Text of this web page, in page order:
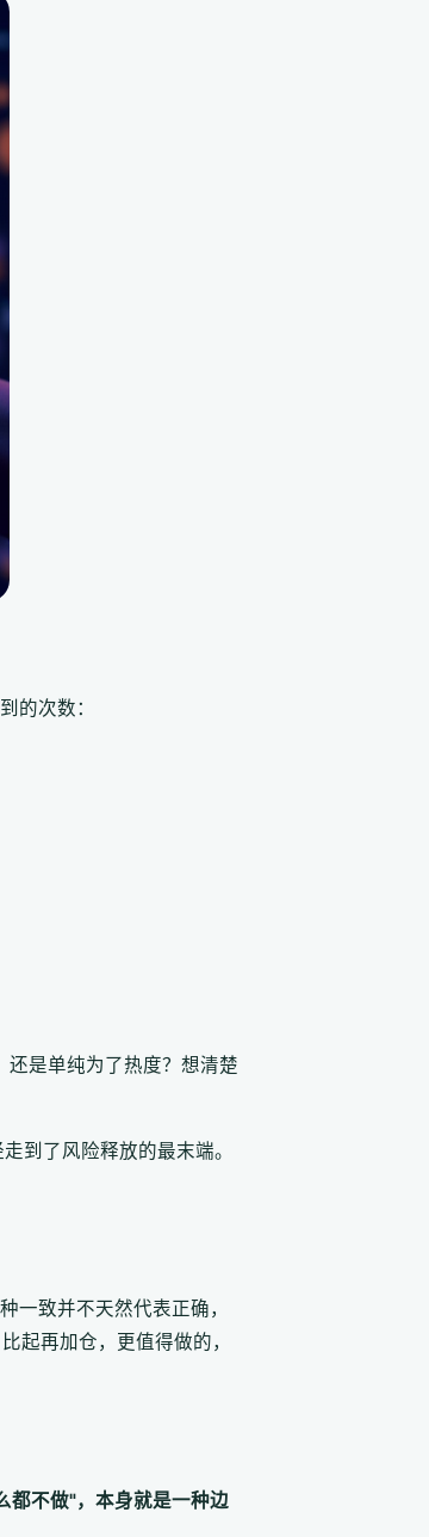
的次数：
还是单纯为了热度？想清楚
到了风险释放的最末端。
一致并不天然代表正确，
起再加仓，更值得做的，
都不做"，本身就是一种边